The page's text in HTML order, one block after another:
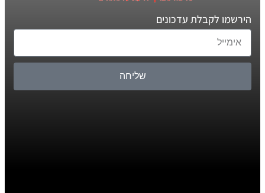
הירשמו לקבלת עדכונים
שליחה